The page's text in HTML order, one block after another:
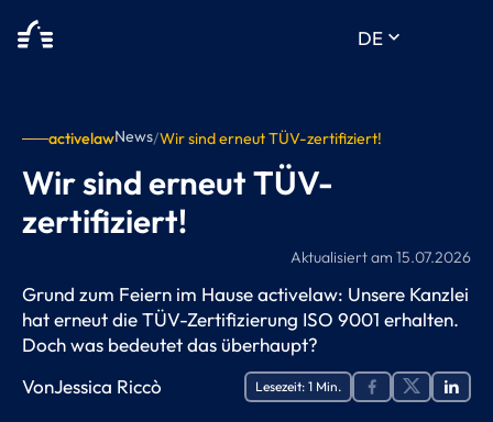
DE keyboard_arrow_down
activelawNews/Wir sind erneut TÜV-zertifiziert!
Wir sind erneut TÜV-
zertifiziert!
Aktualisiert am15.07.2026
Grund zum Feiern im Hause activelaw: Unsere Kanzlei
hat erneut die TÜV-Zertifizierung ISO 9001 erhalten.
Doch was bedeutet das überhaupt?
VonJessica Riccò Lesezeit:1 Min.